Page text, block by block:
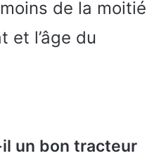
de la moitié
et l’âge du
un bon tracteur